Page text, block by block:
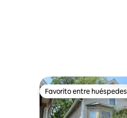
Favorito entre huéspedes
Favorito entre huéspedes